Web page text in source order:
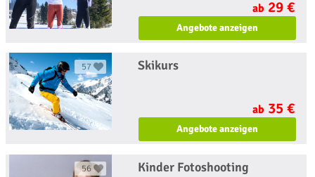
ab 29 €
Angebote anzeigen
57 Skikurs
ab 35 €
Angebote anzeigen
56 Kinder Fotoshooting